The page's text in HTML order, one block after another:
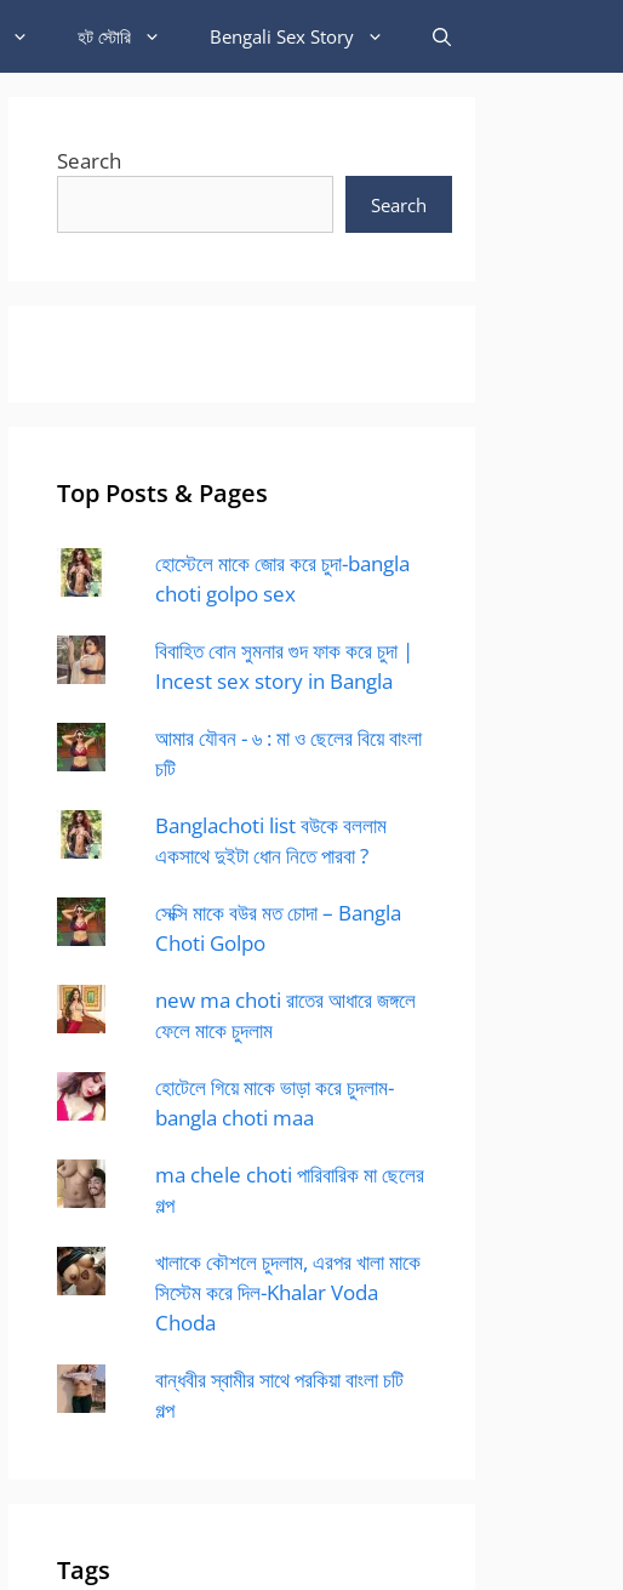
হট স্টোরি Bengali Sex Story
Search
Search
Top Posts & Pages
হোস্টেলে মাকে জোর করে চুদা-bangla
choti golpo sex
বিবাহিত বোন সুমনার গুদ ফাক করে চুদা |
Incest sex story in Bangla
আমার যৌবন - ৬ : মা ও ছেলের বিয়ে বাংলা
চটি
Banglachoti list বউকে বললাম
একসাথে দুইটা ধোন নিতে পারবা ?
সেক্সি মাকে বউর মত চোদা – Bangla
Choti Golpo
new ma choti রাতের আধারে জঙ্গলে
ফেলে মাকে চুদলাম
হোটেলে গিয়ে মাকে ভাড়া করে চুদলাম-
bangla choti maa
ma chele choti পারিবারিক মা ছেলের
গল্প
খালাকে কৌশলে চুদলাম, এরপর খালা মাকে
সিস্টেম করে দিল-Khalar Voda
Choda
বান্ধবীর স্বামীর সাথে পরকিয়া বাংলা চটি
গল্প
Tags